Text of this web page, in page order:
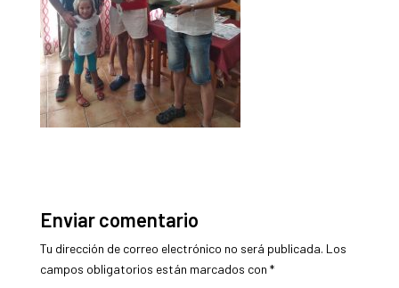
Enviar comentario
Tu dirección de correo electrónico no será publicada. Los
campos obligatorios están marcados con *